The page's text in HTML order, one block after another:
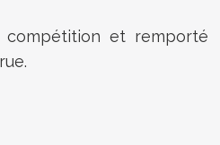
compétition et remporté